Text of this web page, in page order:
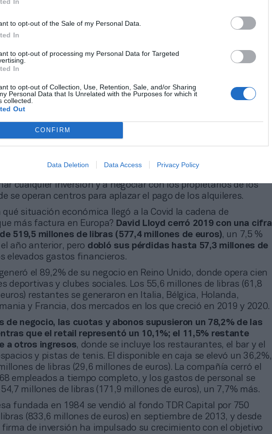
to opt-out of the Sale of my Personal Data.
In
to opt-out of processing my Personal Data for Targeted
In
to opt-out of Collection, Use, Retention, Sale, and/or Sharing
Personal Data that Is Unrelated with the Purposes for which it
collected.
Out
CONFIRM
Data Deletion Data Access Privacy Policy
de los planes aprobados por el Ejecutivo de Boris Johnson,
durante el cierre. También se frenó en seco cualquier gasto
cualquier inversión y a negociar con los propietarios de los
se operan centros para aplazar el pago de los alquileres.
qué situación económica llegó a la Covid la cadena de
más factura en Europa? David Lloyd cerró 2019 con una cifra
519,5 millones de libras (577,4 millones de euros), un 7,5 %
año anterior, pero dobló sus pérdidas hasta 57,3 millones de
elevados gastos financieros.
el 89,2% de su negocio en Reino Unido, donde opera cien
deportivas y clubes sociales. Los 55,6 millones de libras (61,8
restantes se generaron en Italia, Bélgica, Holanda,
y Francia, dos mercados en los que creció en 2019 y 2020.
de negocio, las cuotas y abonos supusieron un 78,2% de las
que el retail representó un 10,1%; el 11,5% restante
a otros ingresos, donde se incluye los restaurantes, el bar y el
y pistas de tenis. El disponible en caja se elevó un 36,2%,
de libras (29,6 millones de euros). La compañía cerró el
empleados a tiempo completo, y los gastos de personal se
millones de libras (171,9 millones de euros), un 7,7% más.
fundada en 1984 se vendió al fondo TDR Capital por 750
(833,6 millones de euros) en septiembre de 2013, y desde
de inversión ha impulsado su crecimiento con el objetivo